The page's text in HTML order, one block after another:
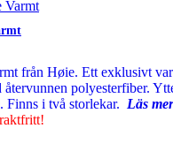
från Høie. Ett exklusivt
återvunnen polyesterfiber.
Finns i två storlekar. Läs